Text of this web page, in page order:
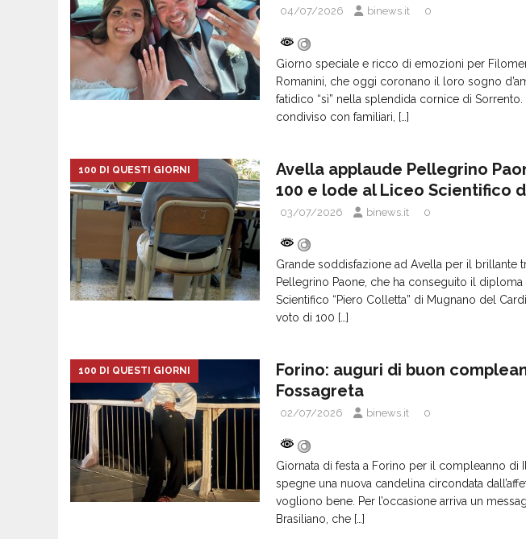
04/07/2026 binews.it 0
Giorno speciale e ricco di emozioni per
Romanini, che oggi coronano il loro sogno
fatidico “sì” nella splendida cornice di
condiviso con familiari,
[…]
100 DI QUESTI GIORNI
Avella applaude Pellegrino
100 e lode al Liceo Scientifico
03/07/2026 binews.it 0
Grande soddisfazione ad Avella per il brillante
Pellegrino Paone, che ha conseguito il
Scientifico “Piero Colletta” di Mugnano del
voto di 100 […]
100 DI QUESTI GIORNI
Forino: auguri di buon
Fossagreta
02/07/2026 binews.it 0
Giornata di festa a Forino per il compleanno di
spegne una nuova candelina circondata
vogliono bene. Per l’occasione arriva un
Brasiliano, che […]